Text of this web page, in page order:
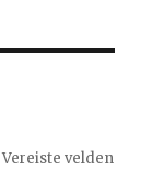
Vereiste velden